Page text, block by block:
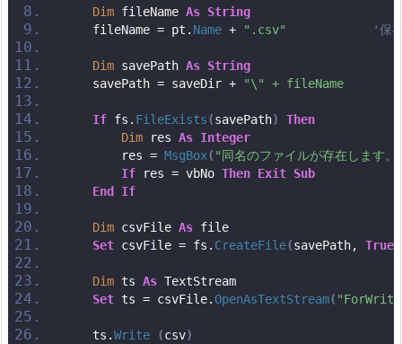
Dim fileName As String
    fileName = pt.
Name + ".csv" '保
Dim savePath As String
    savePath = saveDir +
"\" + fileName　　　　　
If fs. FileExists(savePath)
Then
Dim res As Integer
        res =
MsgBox( "同名のファイルが存在します
If res = vbNo Then Exit Sub
End
If
Dim csvFile As file
Set csvFile = fs. CreateFile(savePath, True
Dim ts As TextStream
Set ts = csvFile. OpenAsTextStream(
    ts.
Write (csv)